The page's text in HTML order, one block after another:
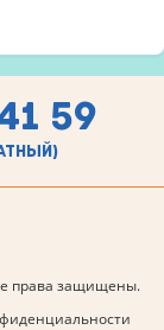
59
права защищены.